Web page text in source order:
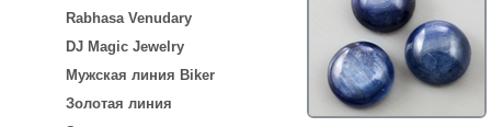
Rabhasa Venudary
DJ Magic Jewelry
Мужская линия Biker
Золотая линия